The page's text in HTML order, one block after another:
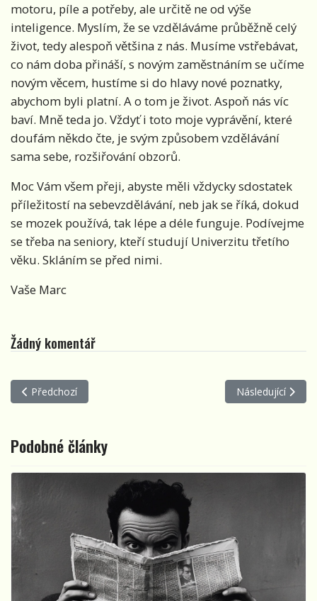
motoru, píle a potřeby, ale určitě ne od výše
inteligence. Myslím, že se vzděláváme průběžně celý
život, tedy alespoň většina z nás. Musíme vstřebávat,
co nám doba přináší, s novým zaměstnáním se učíme
novým věcem, hustíme si do hlavy nové poznatky,
abychom byli platní. A o tom je život. Aspoň nás víc
baví. Mně teda jo. Vždyť i toto moje vyprávění, které
doufám někdo čte, je svým způsobem vzdělávání
sama sebe, rozšiřování obzorů.
Moc Vám všem přeji, abyste měli vždycky sdostatek
příležitostí na sebevzdělávání, neb jak se říká, dokud
se mozek používá, tak lépe a déle funguje. Podívejme
se třeba na seniory, kteří studují Univerzitu třetího
věku. Skláním se před nimi.
Vaše Marc
Žádný komentář
Předchozí článek: Z - Zdraví
Předchozí Další článek: U -
Následující
Podobné články